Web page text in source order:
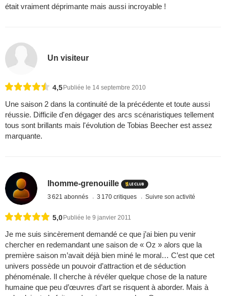
était vraiment déprimante mais aussi incroyable !
Un visiteur
4,5 Publiée le 14 septembre 2010
Une saison 2 dans la continuité de la précédente et toute aussi
réussie. Difficile d'en dégager des arcs scénaristiques tellement
tous sont brillants mais l'évolution de Tobias Beecher est assez
marquante.
lhomme-grenouille
3 621 abonnés 3 170 critiques Suivre son activité
5,0Publiée le 9 janvier 2011
Je me suis sincèrement demandé ce que j’ai bien pu venir
chercher en redemandant une saison de « Oz » alors que la
première saison m’avait déjà bien miné le moral… C’est que cet
univers possède un pouvoir d’attraction et de séduction
phénoménale. Il cherche à révéler quelque chose de la nature
humaine que peu d’œuvres d’art se risquent à aborder. Mais à